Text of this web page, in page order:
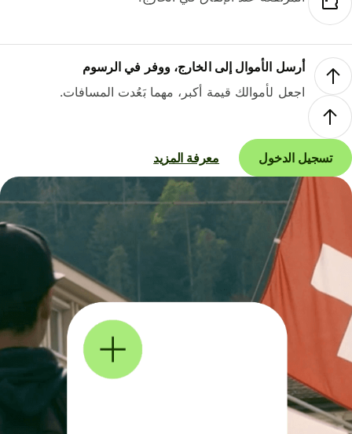
أرسل الأموال إلى الخارج، ووفر في الرسوم
اجعل لأموالك قيمة أكبر، مهما بَعُدت المسافات.
تسجيل الدخول معرفة المزيد